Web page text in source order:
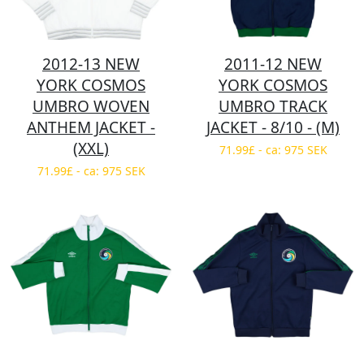
2012-13 NEW
YORK COSMOS
UMBRO WOVEN
ANTHEM JACKET -
(XXL)
71.99£ - ca: 975 SEK
2011-12 NEW
YORK COSMOS
UMBRO TRACK
JACKET - 8/10 - (M)
71.99£ - ca: 975 SEK